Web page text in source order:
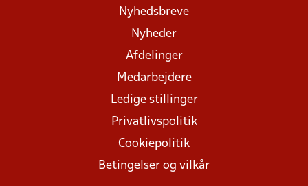
Nyhedsbreve
Nyheder
Afdelinger
Medarbejdere
Ledige stillinger
Privatlivspolitik
Cookiepolitik
Betingelser og vilkår